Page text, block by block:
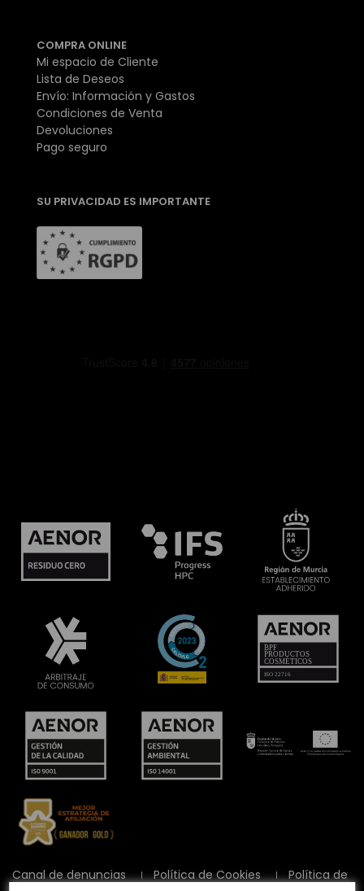
COMPRA ONLINE
Mi espacio de Cliente
Lista de Deseos
Envío: Información y Gastos
Condiciones de Venta
Devoluciones
Pago seguro
SU PRIVACIDAD ES IMPORTANTE
Canal de denuncias Política de Cookies
Política de